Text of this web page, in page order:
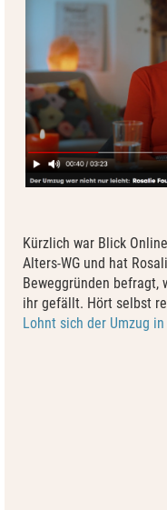
Kürzlich war Blick
Alters-WG und hat
Beweggründen befragt,
ihr gefällt. Hört selbst
Lohnt sich der Umzug